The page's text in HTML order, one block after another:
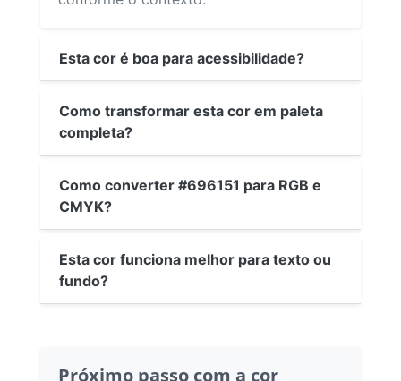
Esta cor é boa para acessibilidade?
Como transformar esta cor em paleta
completa?
Como converter #696151 para RGB e
CMYK?
Esta cor funciona melhor para texto ou
fundo?
Próximo passo com a cor